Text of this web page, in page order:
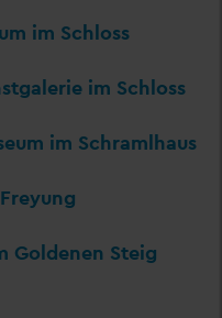
im Schloss
im Schloss
im Schramlhaus
Goldenen Steig